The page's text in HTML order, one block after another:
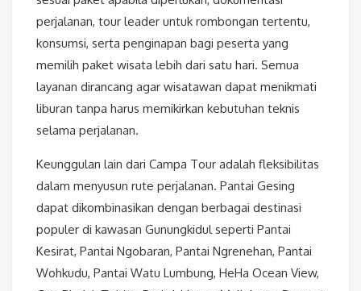
perjalanan, tour leader untuk rombongan tertentu,
konsumsi, serta penginapan bagi peserta yang
memilih paket wisata lebih dari satu hari. Semua
layanan dirancang agar wisatawan dapat menikmati
liburan tanpa harus memikirkan kebutuhan teknis
selama perjalanan.
Keunggulan lain dari Campa Tour adalah fleksibilitas
dalam menyusun rute perjalanan. Pantai Gesing
dapat dikombinasikan dengan berbagai destinasi
populer di kawasan Gunungkidul seperti Pantai
Kesirat, Pantai Ngobaran, Pantai Ngrenehan, Pantai
Wohkudu, Pantai Watu Lumbung, HeHa Ocean View,